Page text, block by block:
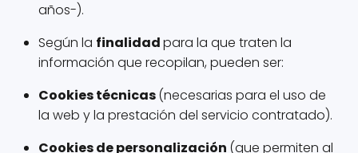
años-).
Según la finalidadpara la que traten la
información que recopilan, pueden ser:
Cookies técnicas(necesarias para el uso de
la web y la prestación del servicio contratado).
Cookies de personalización (que permiten al